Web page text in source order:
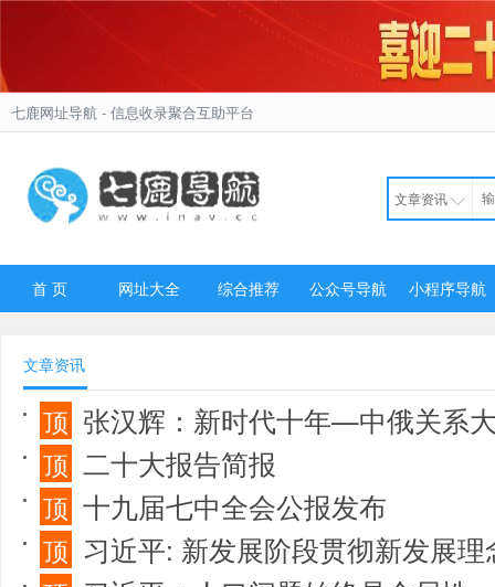
七鹿网址导航 - 信息收录聚合互助平台
文章资讯
首 页 网址大全 综合推荐 公众号导航 小程序导航
文章资讯
顶 张汉辉：新时代十年—中俄关系
顶 二十大报告简报
顶 十九届七中全会公报发布
顶 习近平: 新发展阶段贯彻新发展理念